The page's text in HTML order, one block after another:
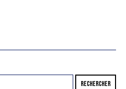
RECHERCHER